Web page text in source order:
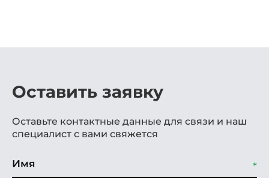
Оставить заявку
Оставьте контактные данные для связи и наш
специалист с вами свяжется